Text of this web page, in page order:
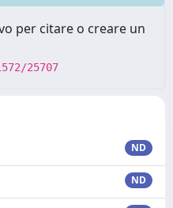
per citare o creare un
25707
ND
ND